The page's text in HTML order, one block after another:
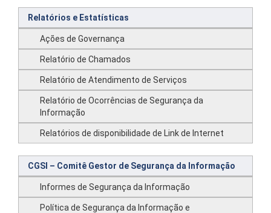
Relatórios e Estatísticas
Ações de Governança
Relatório de Chamados
Relatório de Atendimento de Serviços
Relatório de Ocorrências de Segurança da
Informação
Relatórios de disponibilidade de Link de Internet
CGSI – Comitê Gestor de Segurança da Informação
Informes de Segurança da Informação
Política de Segurança da Informação e